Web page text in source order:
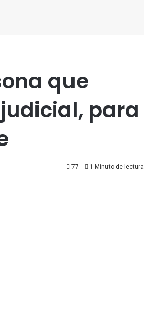
que
para
77 1 Minuto de lectura